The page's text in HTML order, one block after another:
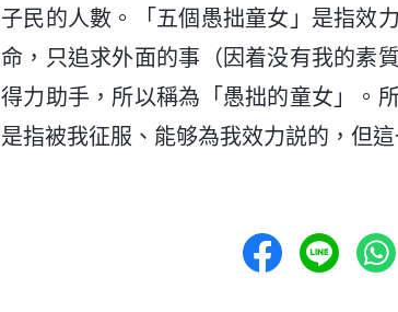
子民的人數。「五個愚拙童女」是指效
命，只追求外面的事（因着没有我的素
得力助手，所以稱為「愚拙的童女」。
是指被我征服、能够為我效力説的，但